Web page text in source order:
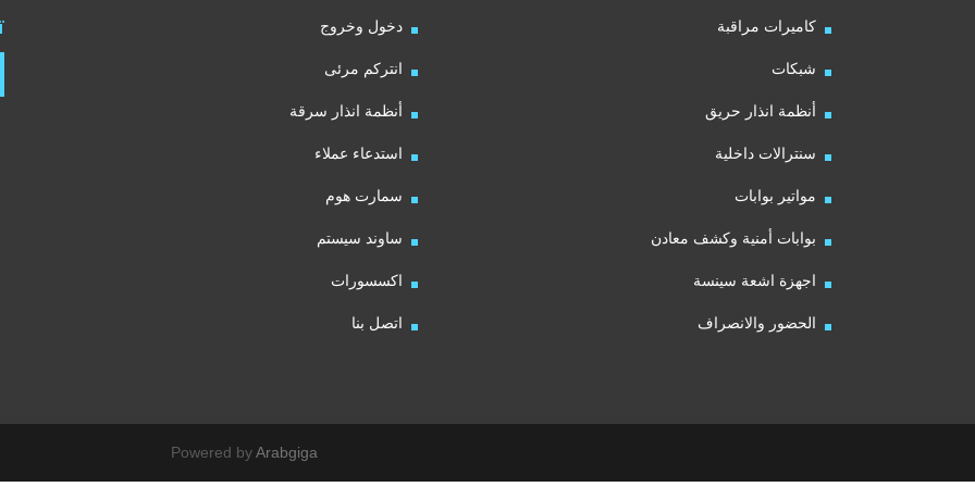
كاميرات مراقبة
شبكات
أنظمة انذار حريق
سنترالات داخلية
مواتير بوابات
بوابات أمنية وكشف معادن
اجهزة اشعة سينسة
الحضور والانصراف
دخول وخروج
انتركم مرئى
أنظمة انذار سرقة
استدعاء عملاء
سمارت هوم
ساوند سيستم
اكسسورات
اتصل بنا
Powered byArabgiga